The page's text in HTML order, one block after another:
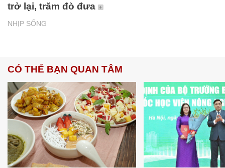
NHỊP SỐNG
trở lại, trăm đò đưa
CÓ THỂ BẠN QUAN TÂM